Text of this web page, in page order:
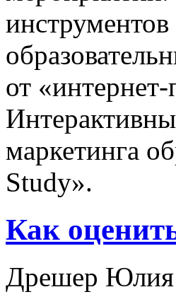
от
маркетинга
Study».
Как
Дрешер Юлия